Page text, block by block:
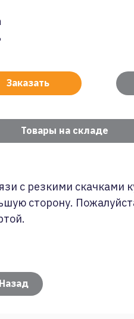
Заказать
Товары на складе
с резкими скачками
сторону.